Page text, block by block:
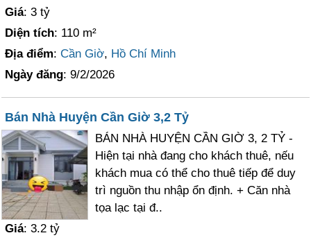
Giá: 3 tỷ
Diện tích: 110 m²
Địa điểm:Cần Giờ, Hồ Chí Minh
Ngày đăng: 9/2/2026
Bán Nhà Huyện Cần Giờ 3,2 Tỷ
BÁN NHÀ HUYỆN CẦN GIỜ 3, 2 TỶ -
Hiện tại nhà đang cho khách thuê, nếu
khách mua có thể cho thuê tiếp để duy
trì nguồn thu nhập ổn định. + Căn nhà
tọa lạc tại đ..
Giá: 3.2 tỷ